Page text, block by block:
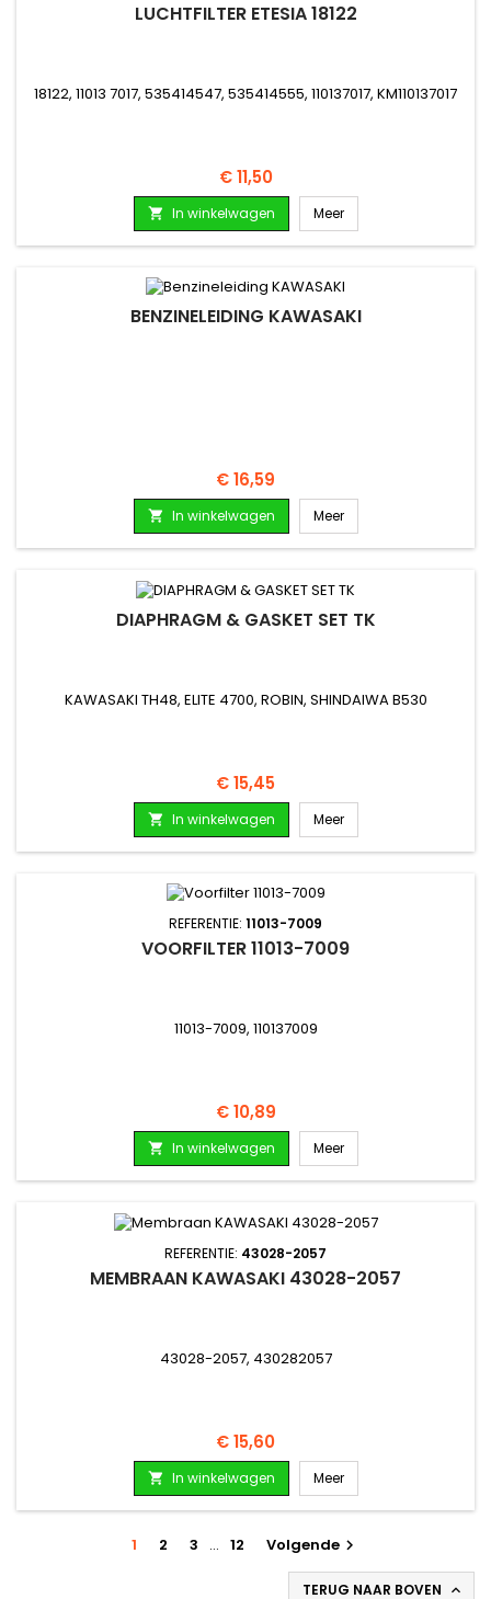
LUCHTFILTER ETESIA 18122
18122, 11013 7017, 535414547, 535414555, 110137017, KM110137017
Prijs
€ 11,50
 In winkelwagen Meer
BENZINELEIDING KAWASAKI
Prijs
€ 16,59
 In winkelwagen Meer
DIAPHRAGM & GASKET SET TK
KAWASAKI TH48, ELITE 4700, ROBIN, SHINDAIWA B530
Prijs
€ 15,45
 In winkelwagen Meer
REFERENTIE: 11013-7009
VOORFILTER 11013-7009
11013-7009, 110137009
Prijs
€ 10,89
 In winkelwagen Meer
REFERENTIE: 43028-2057
MEMBRAAN KAWASAKI 43028-2057
43028-2057, 430282057
Prijs
€ 15,60
 In winkelwagen Meer
1 2 3 … 12 Volgende 
TERUG NAAR BOVEN 